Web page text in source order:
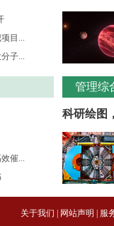
目...
子...
催...
管理综
科研绘图
关于我们 网站声明
服